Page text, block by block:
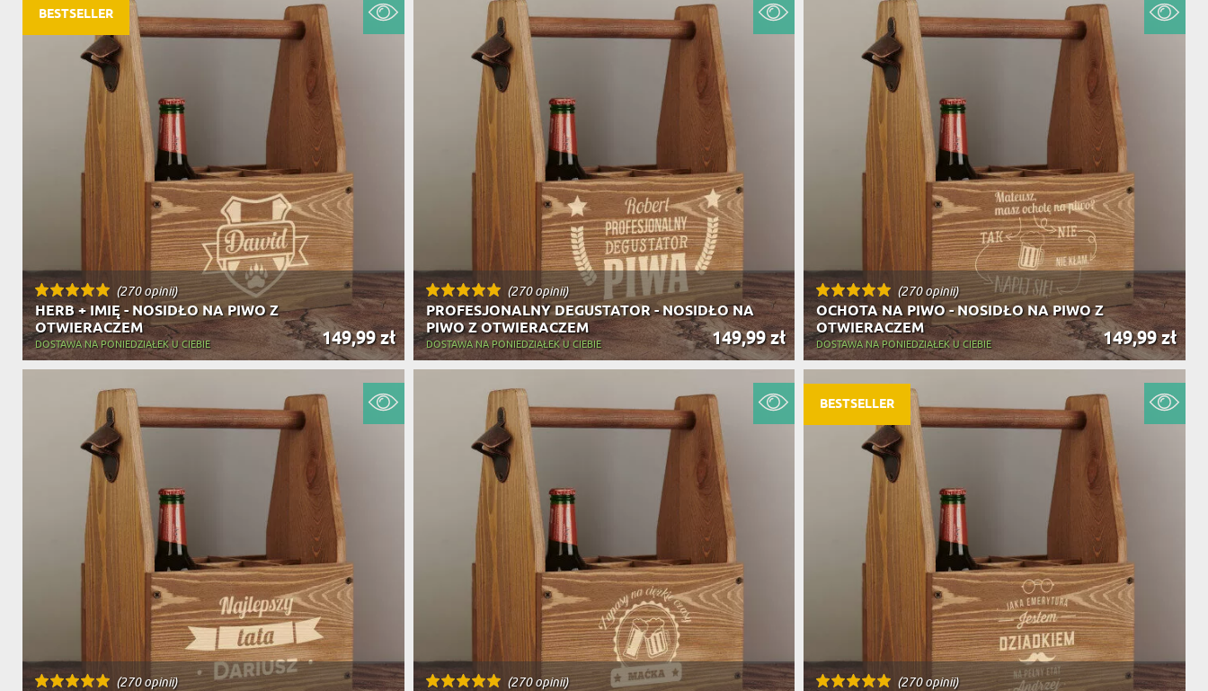
(270 opinii)
HERB + IMIĘ - NOSIDŁO NA PIWO Z
OTWIERACZEM
149,99 zł
DOSTAWA NA PONIEDZIAŁEK U CIEBIE
BESTSELLER
(270 opinii)
PROFESJONALNY DEGUSTATOR - NOSIDŁO NA
PIWO Z OTWIERACZEM
149,99 zł
DOSTAWA NA PONIEDZIAŁEK U CIEBIE
(270 opinii)
(270 opinii)
OCHOTA NA PIWO - NOSIDŁO NA PIWO Z
OTWIERACZEM
149,99 zł
DOSTAWA NA PONIEDZIAŁEK U CIEBIE
(270 opinii) (270 opinii)
BESTSELLER